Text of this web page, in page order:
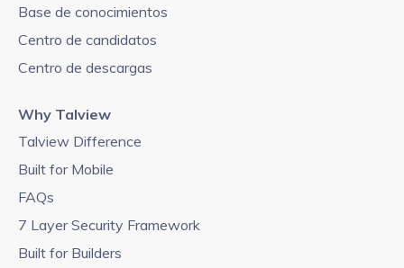
Base de conocimientos
Centro de candidatos
Centro de descargas
Why Talview
Talview Difference
Built for Mobile
FAQs
7 Layer Security Framework
Built for Builders